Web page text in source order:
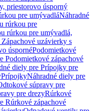
priestorovo úsporný
pre umývadláNáhradné
rúrkou pre
rúrkou pre umývadlá,
uzávierky s
úspornéPodomietkové
Podomietkové zápachové
diely pre Prípojky pre
PrípojkyNáhradné diely pre
súpravy pre
pre drezyRúrkové
Rúrkové zápachové